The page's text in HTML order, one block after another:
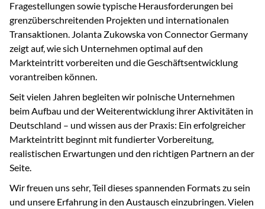
Fragestellungen sowie typische Herausforderungen bei
grenzüberschreitenden Projekten und internationalen
Transaktionen. Jolanta Zukowska von Connector Germany
zeigt auf, wie sich Unternehmen optimal auf den
Markteintritt vorbereiten und die Geschäftsentwicklung
vorantreiben können.
Seit vielen Jahren begleiten wir polnische Unternehmen
beim Aufbau und der Weiterentwicklung ihrer Aktivitäten in
Deutschland – und wissen aus der Praxis: Ein erfolgreicher
Markteintritt beginnt mit fundierter Vorbereitung,
realistischen Erwartungen und den richtigen Partnern an der
Seite.
Wir freuen uns sehr, Teil dieses spannenden Formats zu sein
und unsere Erfahrung in den Austausch einzubringen. Vielen